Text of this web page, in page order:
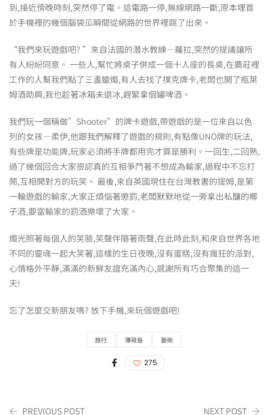
到,接近傍晚時刻,突然停了電。這電路一停,無線網路一斷,原本埋首
於手機裡的幾個腦袋瓜瞬間從網路的世界裡跳了出來。
“我們來玩遊戲吧? ”來自法國的潛水教練—蘿拉,突然的提議讓所
有人紛紛同意。 一些人,幫忙將桌子併成一個十人座的長桌,在農莊裡
工作的人幫我們點了三盞蠟燭,有人去找了撲克牌卡,老闆也開了瓶萊
姆酒助興,我也趁著冰箱未退冰,趕緊拿個罐啤酒。
我們玩一個稱做”Shooter”的牌卡遊戲,帶遊戲的是一位來自以色
列的女孩—柔伊,他跟我們解釋了遊戲的規則,有點像UNO牌的玩法,
有些牌是功能牌,玩家必須將手牌都用完才算是勝利。一回生,二回熟,
過了幾個回合大家很認真的互相爭鬥著不想成為輸家,過程中不忘打
鬧,互相開對方的玩笑。 最後,來自英國現住在台灣教書的提姆,是第
一輪遊戲的輸家,大家正煩惱著懲罰,老闆默默地從一旁拿出私釀的椰
子酒,要當輸家的罰酒樂壞了大家。
燭光照著每個人的笑臉,笑聲伴隨著雨聲,在此時此刻,和來自世界各地
不同的靈魂一起大笑著,這樣的生日夜晚,沒有蛋糕,沒有瘋狂的派對,
心情格外平靜,滿滿的新鮮友誼充滿內心,感謝所有巧合聚集的這一
天!
忘了怎麼交新朋友嗎? 放下手機,來玩個遊戲吧!
旅行 薄荷島 藝術
275
PREVIOUS POST NEXT POST